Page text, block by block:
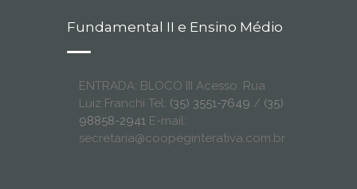
Fundamental II e Ensino Médio
ENTRADA: BLOCO III Acesso: Rua
Luiz Franchi Tel: (35) 3551-7649 / (35)
98858-2941 E-mail:
secretaria@coopeginterativa.com.br